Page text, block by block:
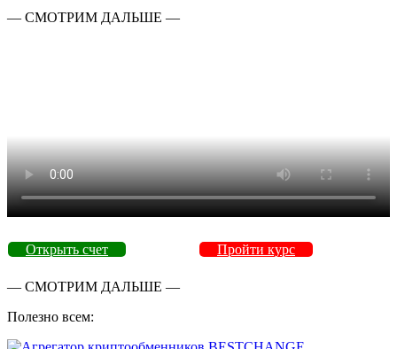
— СМОТРИМ ДАЛЬШЕ —
Открыть счет Пройти курс
— СМОТРИМ ДАЛЬШЕ —
Полезно всем: